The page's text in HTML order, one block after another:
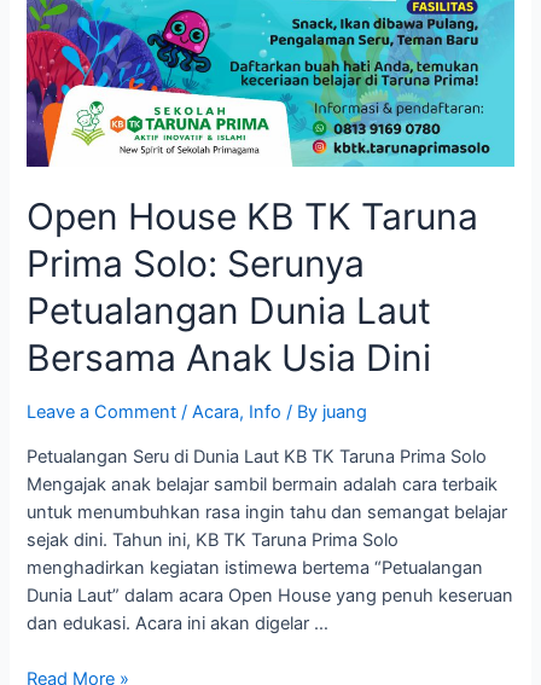
Open House KB TK Taruna
Prima Solo: Serunya
Petualangan Dunia Laut
Bersama Anak Usia Dini
Leave a Comment /Acara, Info / By juang
Petualangan Seru di Dunia Laut KB TK Taruna Prima Solo
Mengajak anak belajar sambil bermain adalah cara terbaik
untuk menumbuhkan rasa ingin tahu dan semangat belajar
sejak dini. Tahun ini, KB TK Taruna Prima Solo
menghadirkan kegiatan istimewa bertema “Petualangan
Dunia Laut” dalam acara Open House yang penuh keseruan
dan edukasi. Acara ini akan digelar …
Read More »